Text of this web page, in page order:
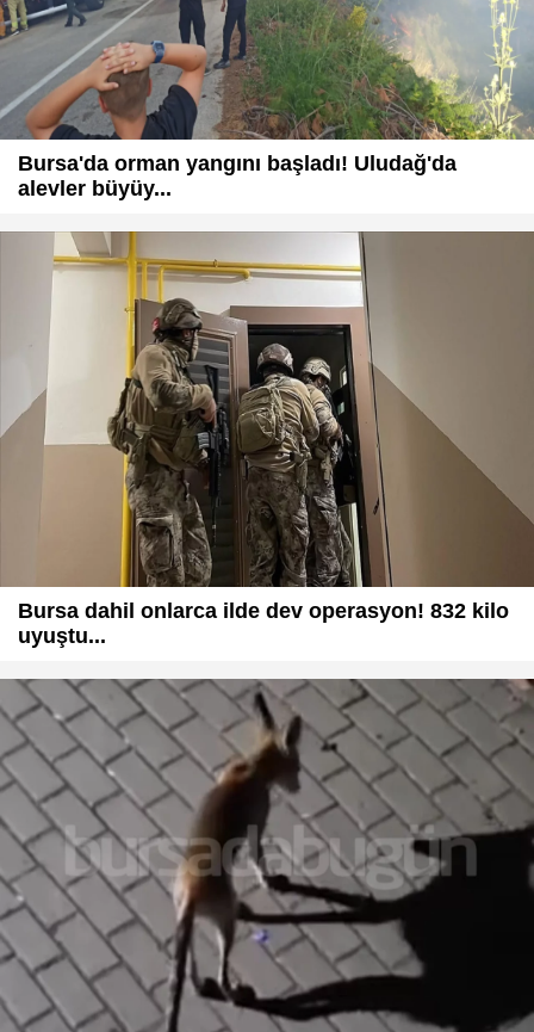
Bursa'da orman yangını başladı! Uludağ'da
alevler büyüy...
Bursa dahil onlarca ilde dev operasyon! 832 kilo
uyuştu...